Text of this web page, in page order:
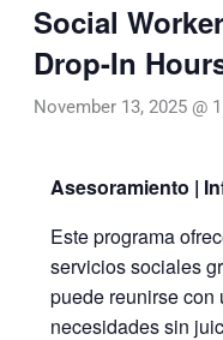
Social
Drop-In
November 13, 2025 @
Asesoramiento |
Este programa
servicios sociales
puede reunirse con
necesidades sin